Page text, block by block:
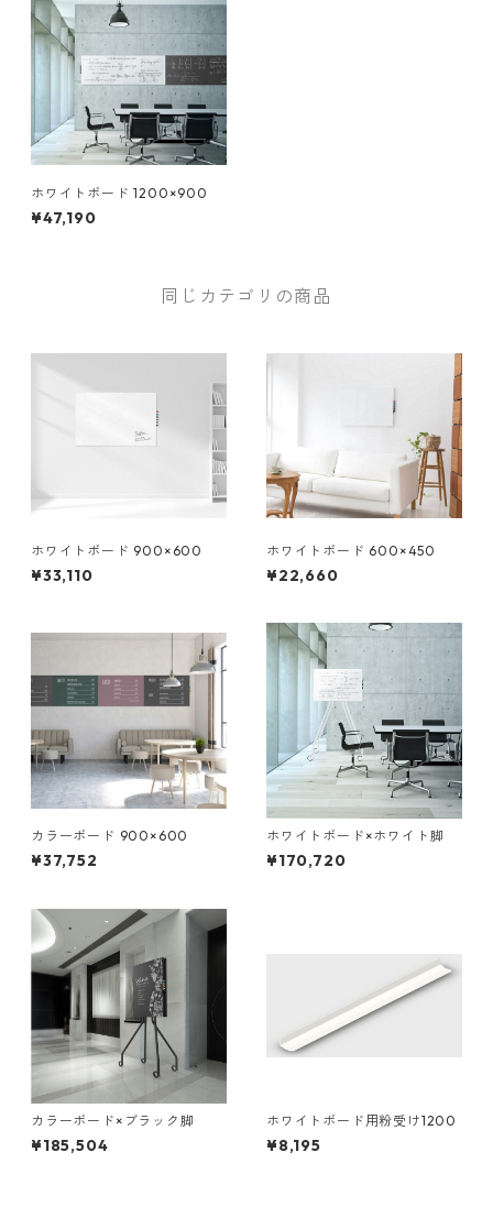
ホワイトボード 1200×900
¥47,190
同じカテゴリの商品
ホワイトボード 900×600
¥33,110
ホワイトボード 600×450
¥22,660
カラーボード 900×600
¥37,752
ホワイトボード×ホワイト脚
¥170,720
カラーボード×ブラック脚
¥185,504
ホワイトボード用粉受け1200
¥8,195